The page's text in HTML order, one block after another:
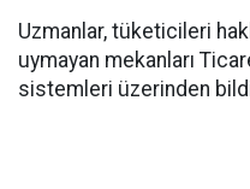
Uzmanlar, tüketicileri
uymayan mekanları
sistemleri üzerinden